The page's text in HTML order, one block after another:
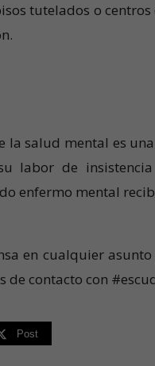
tutelados o
la salud mental es
labor de
enfermo mental
en cualquier
de contacto con
Post